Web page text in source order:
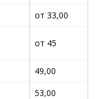
от 33,00
от 45
49,00
53,00